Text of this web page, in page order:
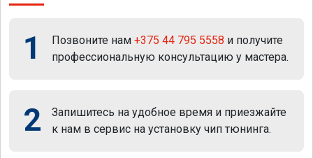
1 Позвоните нам +375 44 795 5558 и получите
профессиональную консультацию у мастера.
2
Запишитесь на удобное время и приезжайте
к нам в сервис на установку чип тюнинга.